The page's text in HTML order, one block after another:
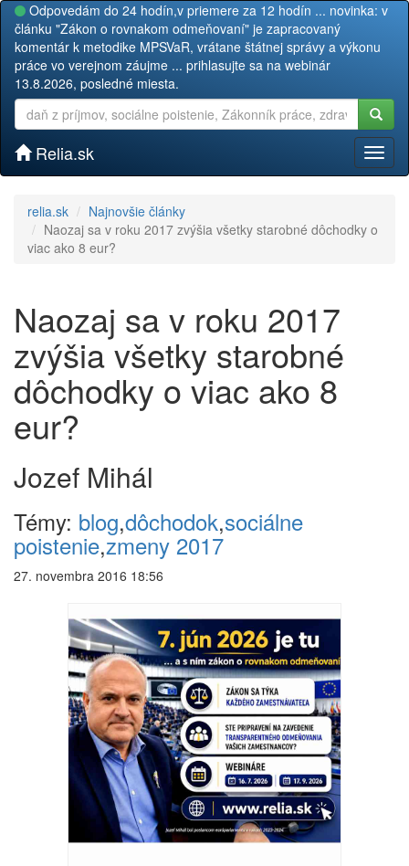
Odpovedám do 24 hodín,v priemere za 12 hodín ... novinka: v
článku "Zákon o rovnakom odmeňovaní" je zapracovaný
komentár k metodike MPSVaR, vrátane štátnej správy a výkonu
práce vo verejnom záujme ... prihlasujte sa na webinár
13.8.2026, posledné miesta.
Relia.sk
relia.sk
Najnovšie články
Naozaj sa v roku 2017 zvýšia všetky starobné dôchodky o
viac ako 8 eur?
Naozaj sa v roku 2017
zvýšia všetky starobné
dôchodky o viac ako 8
eur?
Jozef Mihál
Témy: blog,dôchodok,sociálne
poistenie,zmeny 2017
27. novembra 2016 18:56